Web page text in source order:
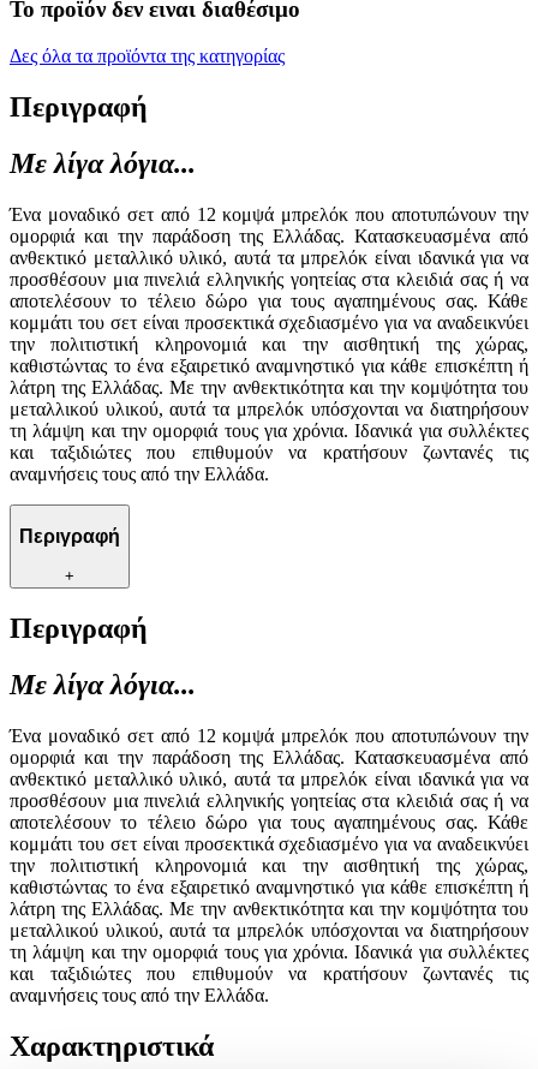
Το προϊόν δεν ειναι διαθέσιμο
Δες όλα τα προϊόντα της κατηγορίας
Περιγραφή
Με λίγα λόγια...
Ένα μοναδικό σετ από 12 κομψά μπρελόκ που αποτυπώνουν την
ομορφιά και την παράδοση της Ελλάδας. Κατασκευασμένα από
ανθεκτικό μεταλλικό υλικό, αυτά τα μπρελόκ είναι ιδανικά για να
προσθέσουν μια πινελιά ελληνικής γοητείας στα κλειδιά σας ή να
αποτελέσουν το τέλειο δώρο για τους αγαπημένους σας. Κάθε
κομμάτι του σετ είναι προσεκτικά σχεδιασμένο για να αναδεικνύει
την πολιτιστική κληρονομιά και την αισθητική της χώρας,
καθιστώντας το ένα εξαιρετικό αναμνηστικό για κάθε επισκέπτη ή
λάτρη της Ελλάδας. Με την ανθεκτικότητα και την κομψότητα του
μεταλλικού υλικού, αυτά τα μπρελόκ υπόσχονται να διατηρήσουν
τη λάμψη και την ομορφιά τους για χρόνια. Ιδανικά για συλλέκτες
και ταξιδιώτες που επιθυμούν να κρατήσουν ζωντανές τις
αναμνήσεις τους από την Ελλάδα.
Περιγραφή
+
Περιγραφή
Με λίγα λόγια...
Ένα μοναδικό σετ από 12 κομψά μπρελόκ που αποτυπώνουν την
ομορφιά και την παράδοση της Ελλάδας. Κατασκευασμένα από
ανθεκτικό μεταλλικό υλικό, αυτά τα μπρελόκ είναι ιδανικά για να
προσθέσουν μια πινελιά ελληνικής γοητείας στα κλειδιά σας ή να
αποτελέσουν το τέλειο δώρο για τους αγαπημένους σας. Κάθε
κομμάτι του σετ είναι προσεκτικά σχεδιασμένο για να αναδεικνύει
την πολιτιστική κληρονομιά και την αισθητική της χώρας,
καθιστώντας το ένα εξαιρετικό αναμνηστικό για κάθε επισκέπτη ή
λάτρη της Ελλάδας. Με την ανθεκτικότητα και την κομψότητα του
μεταλλικού υλικού, αυτά τα μπρελόκ υπόσχονται να διατηρήσουν
τη λάμψη και την ομορφιά τους για χρόνια. Ιδανικά για συλλέκτες
και ταξιδιώτες που επιθυμούν να κρατήσουν ζωντανές τις
αναμνήσεις τους από την Ελλάδα.
Χαρακτηριστικά